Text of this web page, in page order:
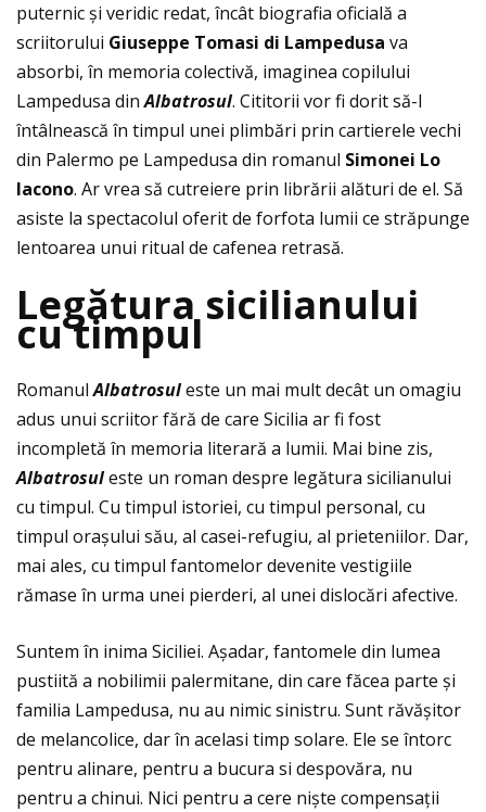
puternic și veridic redat, încât biografia oficială a
scriitorului Giuseppe Tomasi di Lampedusa va
absorbi, în memoria colectivă, imaginea copilului
Lampedusa dinAlbatrosul. Cititorii vor fi dorit să-l
întâlnească în timpul unei plimbări prin cartierele vechi
din Palermo pe Lampedusa din romanul Simonei Lo
Iacono. Ar vrea să cutreiere prin librării alături de el. Să
asiste la spectacolul oferit de forfota lumii ce străpunge
lentoarea unui ritual de cafenea retrasă.
Legătura sicilianului
cu timpul
RomanulAlbatrosuleste un mai mult decât un omagiu
adus unui scriitor fără de care Sicilia ar fi fost
incompletă în memoria literară a lumii. Mai bine zis,
Albatrosuleste un roman despre legătura sicilianului
cu timpul. Cu timpul istoriei, cu timpul personal, cu
timpul orașului său, al casei-refugiu, al prieteniilor. Dar,
mai ales, cu timpul fantomelor devenite vestigiile
rămase în urma unei pierderi, al unei dislocări afective.
Suntem în inima Siciliei. Așadar, fantomele din lumea
pustiită a nobilimii palermitane, din care făcea parte și
familia Lampedusa, nu au nimic sinistru. Sunt răvășitor
de melancolice, dar în acelasi timp solare. Ele se întorc
pentru alinare, pentru a bucura si despovăra, nu
pentru a chinui. Nici pentru a cere niște compensaţii